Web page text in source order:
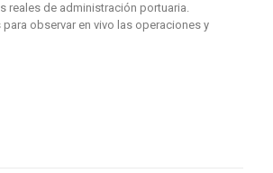
reales de administración portuaria.
observar en vivo las operaciones y